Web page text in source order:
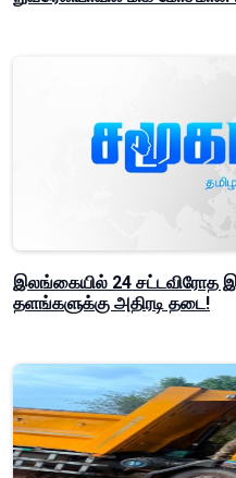
இலங்கையில் 24 சட்டவிரோத
தளங்களுக்கு அதிரடி தடை!